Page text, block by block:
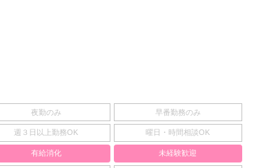
夜勤のみ 早番勤務のみ
週３日以上勤務OK 曜日・時間相談OK
有給消化 未経験歓迎